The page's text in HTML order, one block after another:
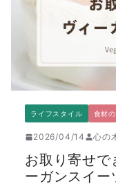
ライフスタイル 食材
2026/04/14 心の
お取り寄せで
ーガンスイー